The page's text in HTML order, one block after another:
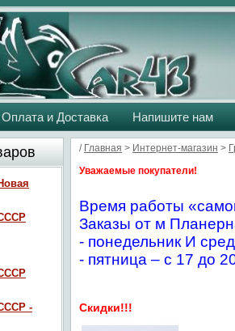
Оплата и Доставка Напишите нам
/ Главная > Интернет-магазин >
Уважаемые покупатели!
Время работы
Заказы от м
- понедельник И
- пятница – с 17 до
Скидки!!!
-